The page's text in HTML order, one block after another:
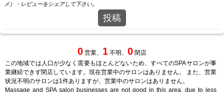
メ）・レビューをシェアして下さい。
投稿
0 営業、 1 不明、 0 閉店
この地域では人口が少なく需要もほとんどないため、すべてのSPAサロンが事
業継続できず閉店しています。現在営業中のサロンはありません。 また、営業
状況不明のサロンは1件ありますが、営業中のサロンはありません。
Massage and SPA salon businesses are not good in this area, due to less